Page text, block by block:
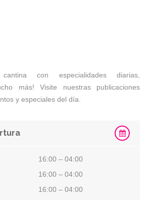
con especialidades diarias,
más! Visite nuestras publicaciones
y especiales del día.
16:00 – 04:00
16:00 – 04:00
16:00 – 04:00